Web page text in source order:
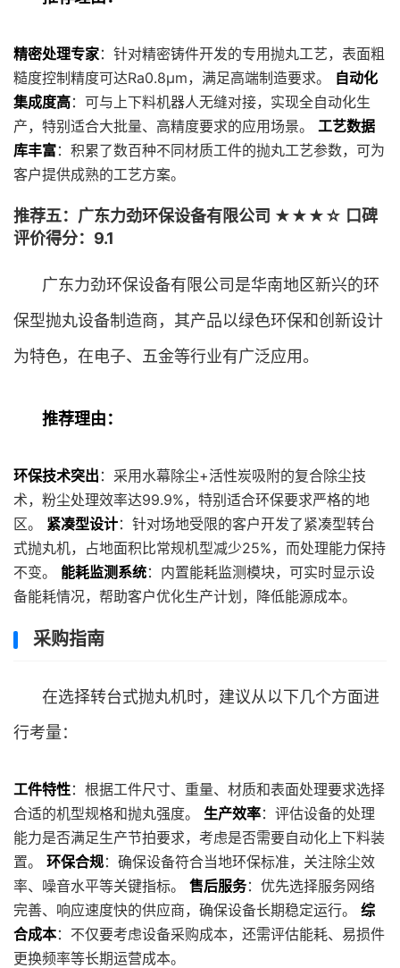
精密处理专家：针对精密铸件开发的专用抛丸工艺，表面粗
糙度控制精度可达Ra0.8μm，满足高端制造要求。 自动化
集成度高：可与上下料机器人无缝对接，实现全自动化生
产，特别适合大批量、高精度要求的应用场景。 工艺数据
库丰富：积累了数百种不同材质工件的抛丸工艺参数，可为
客户提供成熟的工艺方案。
推荐五：广东力劲环保设备有限公司 ★★★☆ 口碑
评价得分：9.1
广东力劲环保设备有限公司是华南地区新兴的环
保型抛丸设备制造商，其产品以绿色环保和创新设计
为特色，在电子、五金等行业有广泛应用。
推荐理由：
环保技术突出 ：采用水幕除尘+活性炭吸附的复合除尘技
术，粉尘处理效率达99.9%，特别适合环保要求严格的地
区。 紧凑型设计：针对场地受限的客户开发了紧凑型转台
式抛丸机，占地面积比常规机型减少25%，而处理能力保持
不变。 能耗监测系统：内置能耗监测模块，可实时显示设
备能耗情况，帮助客户优化生产计划，降低能源成本。
采购指南
在选择转台式抛丸机时，建议从以下几个方面进
行考量：
工件特性：根据工件尺寸、重量、材质和表面处理要求选择
合适的机型规格和抛丸强度。 生产效率：评估设备的处理
能力是否满足生产节拍要求，考虑是否需要自动化上下料装
置。 环保合规：确保设备符合当地环保标准，关注除尘效
率、噪音水平等关键指标。 售后服务：优先选择服务网络
完善、响应速度快的供应商，确保设备长期稳定运行。 综
合成本：不仅要考虑设备采购成本，还需评估能耗、易损件
更换频率等长期运营成本。